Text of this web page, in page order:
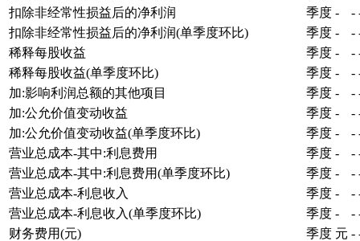
扣除非经常性损益后的净利润
季度 - -
扣除非经常性损益后的净利润(单季度环比)
季度 - -
稀释每股收益
季度 - -
稀释每股收益(单季度环比)
季度 - -
加:影响利润总额的其他项目
季度 - -
加:公允价值变动收益
季度 - -
加:公允价值变动收益(单季度环比)
季度 - -
营业总成本-其中:利息费用
季度 - -
营业总成本-其中:利息费用(单季度环比)
季度 - -
营业总成本-利息收入
季度 - -
营业总成本-利息收入(单季度环比)
季度 - -
财务费用(元)
季度 元 -